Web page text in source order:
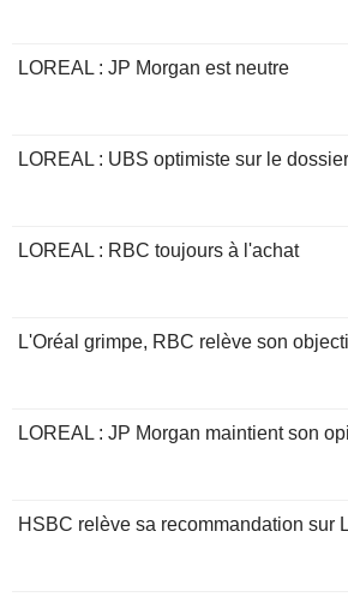
LOREAL : JP Morgan est neutre
LOREAL : UBS optimiste sur le dossier
LOREAL : RBC toujours à l'achat
L'Oréal grimpe, RBC relève son
LOREAL : JP Morgan maintient son
HSBC relève sa recommandation sur